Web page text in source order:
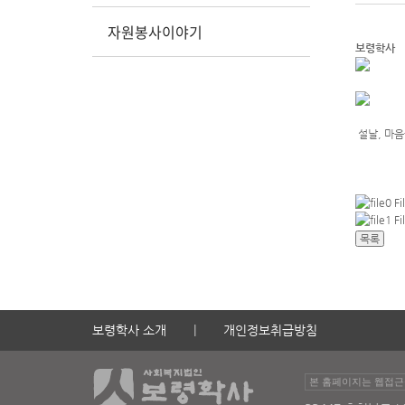
자원봉사이야기
보령학사
설날, 마
보령학사 소개 개인정보취급방침
본 홈페이지는 웹접